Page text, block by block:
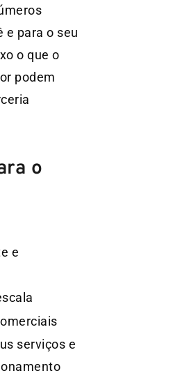
e para o seu
o que o
podem
o
e
serviços e